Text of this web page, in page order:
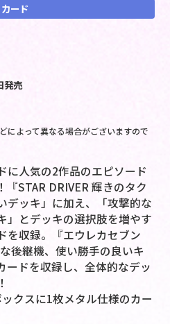
カード
発売
によって異なる場合がございますので
に人気の2作品のエピソード
STAR DRIVER 輝きのタク
デッキ」に加え、「攻撃的な
」とデッキの選択肢を増やす
を収録。『エウレカセブン
後継機、使い勝手の良いキ
ードを収録し、全体的なデッ
クスに1枚メタル仕様のカー